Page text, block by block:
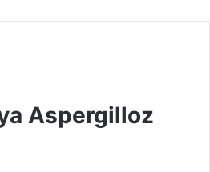
Aspergilloz